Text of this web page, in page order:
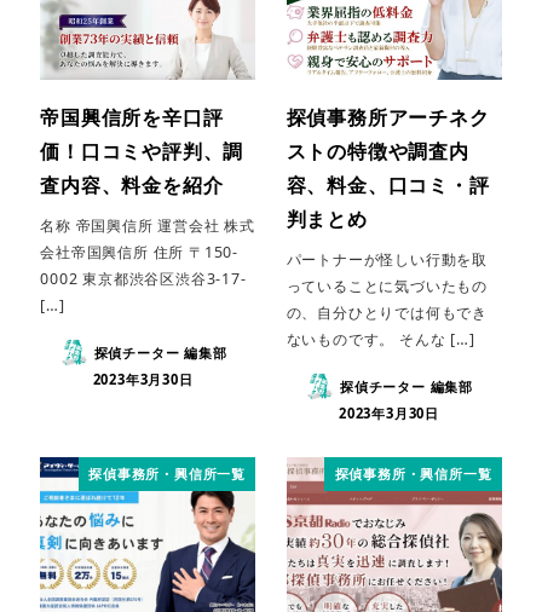
帝国興信所を辛口評
価！口コミや評判、調
査内容、料金を紹介
名称 帝国興信所 運営会社 株式
会社帝国興信所 住所 〒150-
0002 東京都渋谷区渋谷3-17-
[…]
探偵チーター 編集部
2023年3月30日
探偵事務所アーチネク
ストの特徴や調査内
容、料金、口コミ・評
判まとめ
パートナーが怪しい行動を取
っていることに気づいたもの
の、自分ひとりでは何もでき
ないものです。 そんな […]
探偵チーター 編集部
2023年3月30日
探偵事務所・興信所一覧 探偵事務所・興信所一覧